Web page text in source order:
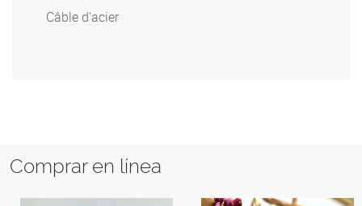
Câble d'acier
Comprar en línea